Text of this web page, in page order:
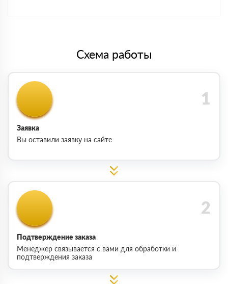
Схема работы
Заявка
Вы оставили заявку на сайте
Подтверждение заказа
Менеджер связывается с вами для обработки и
подтверждения заказа